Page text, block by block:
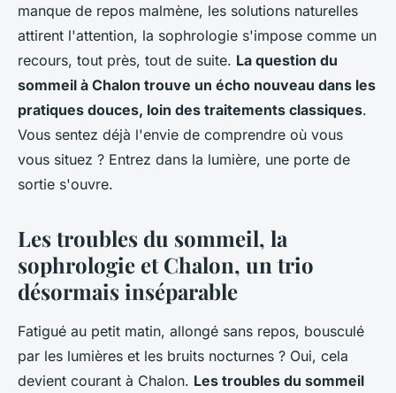
manque de repos malmène, les solutions naturelles
attirent l'attention, la sophrologie s'impose comme un
recours, tout près, tout de suite. La question du
sommeil à Chalon trouve un écho nouveau dans les
pratiques douces, loin des traitements classiques.
Vous sentez déjà l'envie de comprendre où vous
vous situez ? Entrez dans la lumière, une porte de
sortie s'ouvre.
Les troubles du sommeil, la
sophrologie et Chalon, un trio
désormais inséparable
Fatigué au petit matin, allongé sans repos, bousculé
par les lumières et les bruits nocturnes ? Oui, cela
devient courant à Chalon. Les troubles du sommeil